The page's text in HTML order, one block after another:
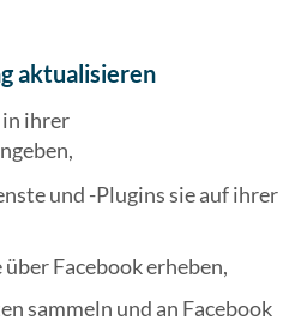
aktualisieren
ihrer
und -Plugins sie auf ihrer
Facebook erheben,
sammeln und an Facebook